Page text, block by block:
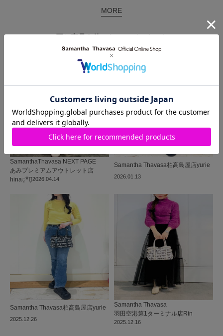
MORE
同じ商品を使ったコーディネート
2026.04.14
SamanthaThavasa NEXT PAGE
あみプレミアムアウトレット店
hina◌̥*⃝̣
2026.01.13
Samantha Thavasa柏高島屋店yurie
2025.12.26
Samantha Thavasa柏高島屋店yurie
2025.12.16
Samantha Thavasa
羽田空港第1ターミナル店Rin